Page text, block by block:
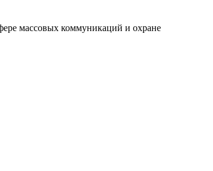
массовых коммуникаций и охране